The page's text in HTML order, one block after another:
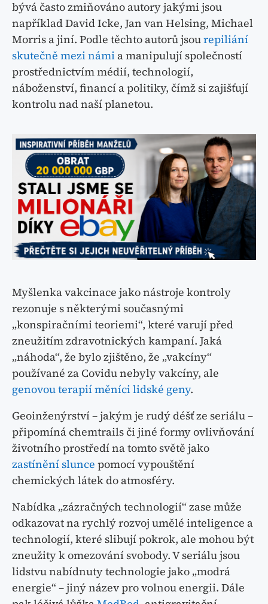
bývá často zmiňováno autory jakými jsou
například David Icke, Jan van Helsing, Michael
Morris a jiní. Podle těchto autorů jsourepiliání
skutečně mezi námi a manipulují společností
prostřednictvím médií, technologií,
náboženství, financí a politiky, čímž si zajišťují
kontrolu nad naší planetou.
Myšlenka vakcinace jako nástroje kontroly
rezonuje s některými současnými
„konspiračními teoriemi“, které varují před
zneužitím zdravotnických kampaní. Jaká
„náhoda“, že bylo zjištěno, že „vakcíny“
používané za Covidu nebyly vakcíny, ale
genovou terapií měníci lidské geny.
Geoinženýrství – jakým je rudý déšť ze seriálu –
připomíná chemtrails či jiné formy ovlivňování
životního prostředí na tomto světě jako
zastínění slunce pomocí vypouštění
chemických látek do atmosféry.
Nabídka „zázračných technologií“ zase může
odkazovat na rychlý rozvoj umělé inteligence a
technologií, které slibují pokrok, ale mohou být
zneužity k omezování svobody. V seriálu jsou
lidstvu nabídnuty technologie jako „modrá
energie“ – jiný název pro volnou energii. Dále